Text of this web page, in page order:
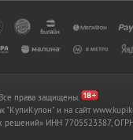
права защищены.
"КупиКупон" и на сайт
решений» ИНН 7705523387,